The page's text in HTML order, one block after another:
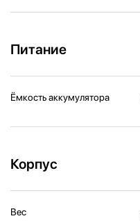
Питание
Ёмкость аккумулятора
Корпус
Вес